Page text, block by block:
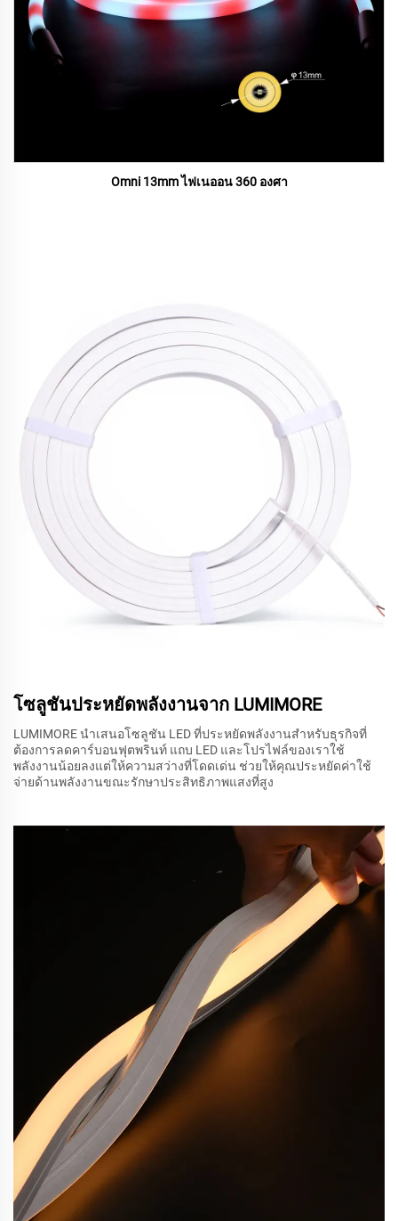
Omni 13mm ไฟเนออน 360 องศา
โซลูชันประหยัดพลังงานจาก LUMIMORE
LUMIMORE นำเสนอโซลูชัน LED ที่ประหยัดพลังงานสำหรับธุรกิจที่
ต้องการลดคาร์บอนฟุตพรินท์ แถบ LED และโปรไฟล์ของเราใช้
พลังงานน้อยลงแต่ให้ความสว่างที่โดดเด่น ช่วยให้คุณประหยัดค่าใช้
จ่ายด้านพลังงานขณะรักษาประสิทธิภาพแสงที่สูง